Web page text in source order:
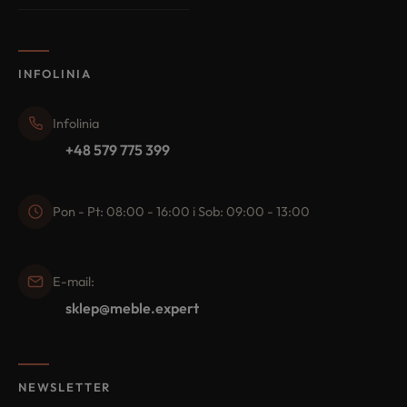
INFOLINIA
Infolinia
+48 579 775 399
Pon - Pt: 08:00 - 16:00 i Sob: 09:00 - 13:00
E-mail:
sklep@meble.expert
NEWSLETTER